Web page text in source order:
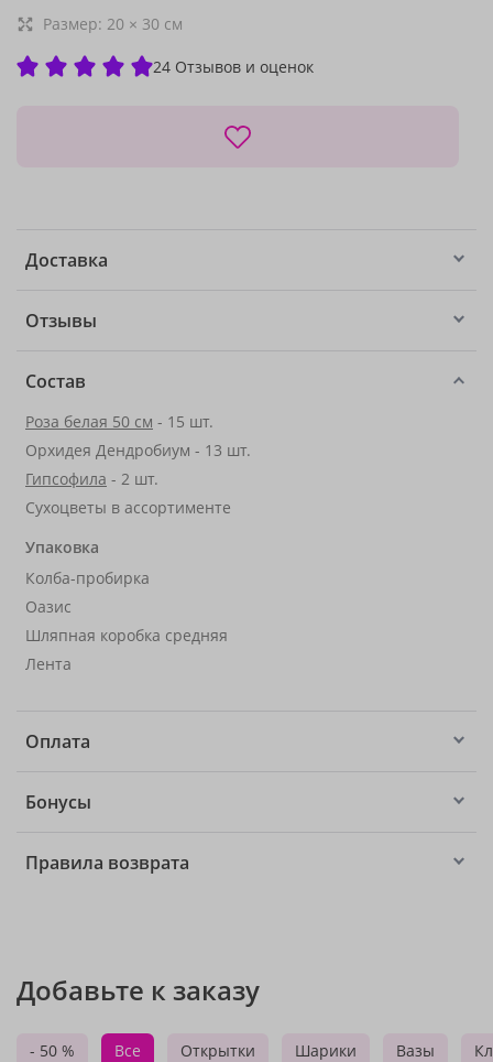
Размер: 20 × 30 см
24 Отзывов и оценок
Доставка
Отзывы
Состав
Роза белая 50 см - 15 шт.
Орхидея Дендробиум - 13 шт.
Гипсофила - 2 шт.
Сухоцветы в ассортименте
Упаковка
Колба-пробирка
Оазис
Шляпная коробка средняя
Лента
Оплата
Бонусы
Правила возврата
Добавьте к заказу
- 50 % Все Открытки Шарики Вазы